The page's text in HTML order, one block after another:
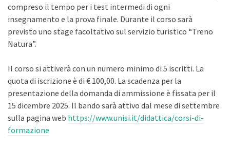
compreso il tempo per i test intermedi di ogni
insegnamento e la prova finale. Durante il corso sarà
previsto uno stage facoltativo sul servizio turistico “Treno
Natura”.
Il corso si attiverà con un numero minimo di 5 iscritti. La
quota di iscrizione è di € 100,00. La scadenza per la
presentazione della domanda di ammissione è fissata per il
15 dicembre 2025. Il bando sarà attivo dal mese di settembre
sulla pagina web https://www.unisi.it/didattica/corsi-di-
formazione